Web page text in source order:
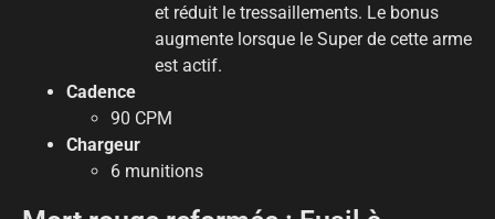
et réduit le tressaillements. Le bonus
augmente lorsque le Super de cette arme
est actif.
Cadence
90 CPM
Chargeur
6 munitions